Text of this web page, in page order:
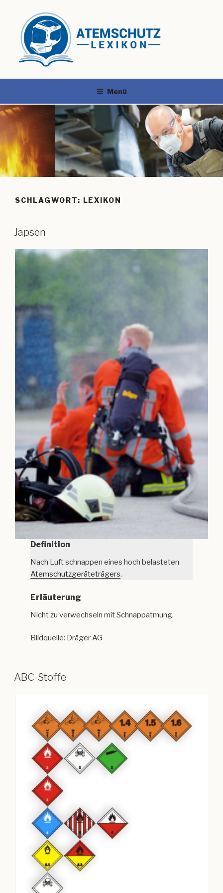
Menü
SCHLAGWORT: LEXIKON
Japsen
Definition
Nach Luft schnappen eines hoch belasteten
Atemschutzgeräteträgers.
Erläuterung
Nicht zu verwechseln mit Schnappatmung.
Bildquelle: Dräger AG
ABC-Stoffe